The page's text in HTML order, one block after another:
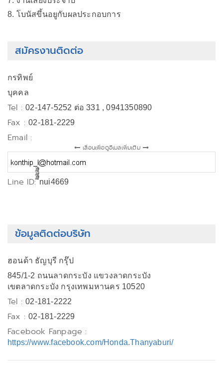
8. โบนัสขึ้นอยูกับผลประกอบการ
สมัครงานติดต่อ
กรทิพย์
บุคคล
Tel :02-147-5252 ต่อ 331 , 0941350890
Fax :02-181-2229
Email :
เลื่อนเพื่อดูอีเมลเพิ่มเติม
Line ID:ีืีืีืีnui4669
ข้อมูลติดต่อบริษัท
ฮอนด้า ธัญบุรี กรุ๊ป
845/1-2 ถนนลาดกระบัง แขวงลาดกระบัง
เขตลาดกระบัง กรุงเทพมหานคร 10520
Tel :02-181-2222
Fax :02-181-2229
Facebook Fanpage :
https://www.facebook.com/Honda.Thanyaburi/